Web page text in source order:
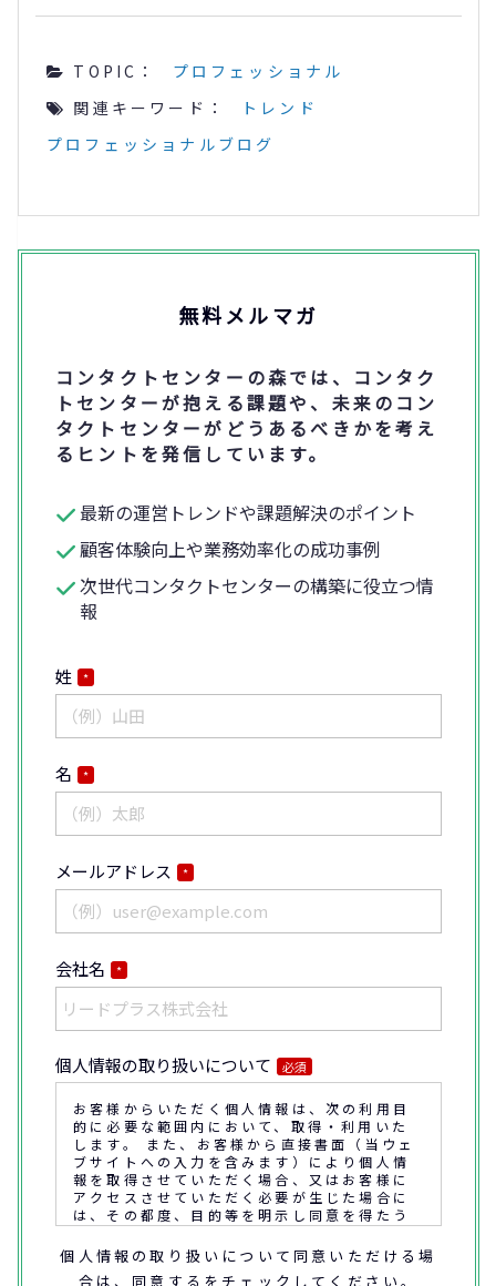
TOPIC：
プロフェッショナル
関連キーワード：
トレンド
プロフェッショナルブログ
無料メルマガ
コンタクトセンターの森では、コンタク
トセンターが抱える課題や、未来のコン
タクトセンターがどうあるべきかを考え
るヒントを発信しています。
最新の運営トレンドや課題解決のポイント
顧客体験向上や業務効率化の成功事例
次世代コンタクトセンターの構築に役立つ情
報
姓 *
名 *
メールアドレス *
会社名 *
個人情報の取り扱いについて 必須
お客様からいただく個人情報は、次の利用目
的に必要な範囲内において、取得・利用いた
します。 また、お客様から直接書面（当ウェ
ブサイトへの入力を含みます）により個人情
報を取得させていただく場合、又はお客様に
アクセスさせていただく必要が生じた場合に
は、その都度、目的等を明示し同意を得たう
えで取得又はアクセスさせていただきます。
個人情報の取り扱いについて同意いただける場
合は、同意するをチェックしてください。